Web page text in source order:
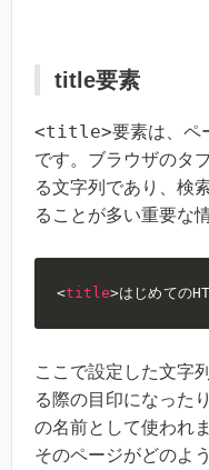
title要素
<title>要素は、ペ
です。ブラウザのタ
る文字列であり、検
ることが多い重要な
<title>はじめての
ここで設定した文字
る際の目印になった
の名前として使われ
そのページがどのよ